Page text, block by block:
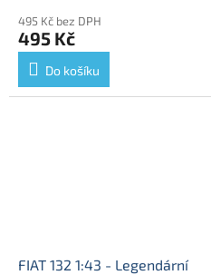
495 Kč bez DPH
495 Kč
Do košíku
FIAT 132 1:43 - Legendární